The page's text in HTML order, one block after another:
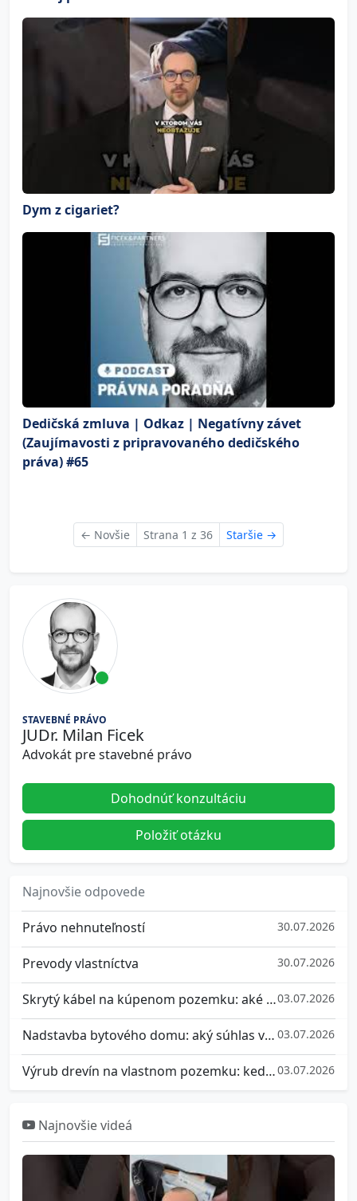
Dym z cigariet?
Dedičská zmluva | Odkaz | Negatívny závet
(Zaujímavosti z pripravovaného dedičského
práva) #65
← Novšie Strana 1 z 36 Staršie →
STAVEBNÉ PRÁVO
JUDr. Milan Ficek
Advokát pre stavebné právo
Dohodnúť konzultáciu
Položiť otázku
Najnovšie odpovede
Právo nehnuteľností 30.07.2026
Prevody vlastníctva 30.07.2026
Skrytý kábel na kúpenom pozemku: aké máte práva a ako sa brániť03.07.2026
Nadstavba bytového domu: aký súhlas vlastníkov potrebujete a ako sa brániť, ak nesúhlasíte 03.07.2026
Výrub drevín na vlastnom pozemku: kedy potrebujete súhlas a aké pokuty hrozia za nepovolený výrub stromu03.07.2026
Najnovšie videá